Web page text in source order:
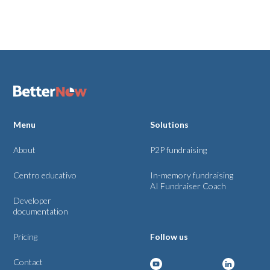
Solutions
P2P fundraising
In-memory fundraising
AI Fundraiser Coach
Follow us
Menu
About
Centro educativo
Developer
documentation
Pricing
Contact